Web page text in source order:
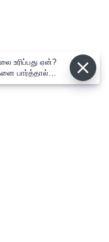
உரிப்பது ஏன்?
பார்த்தால்